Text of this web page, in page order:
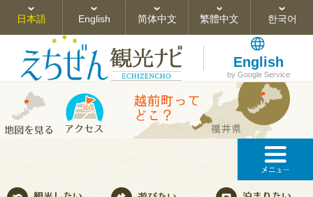
日本語 English 简体中文 繁體中文 한국어
English
by Google Service